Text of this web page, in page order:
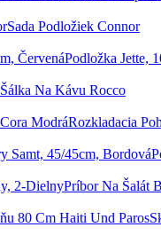
Sada Podložiek Connor
Podložka Jette,
Šálka Na Kávu Rocco
Rozkladacia
Príbor Na Šalát